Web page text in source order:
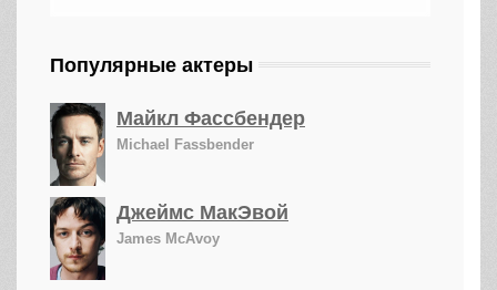
Популярные актеры
Майкл Фассбендер
Michael Fassbender
Джеймс МакЭвой
James McAvoy